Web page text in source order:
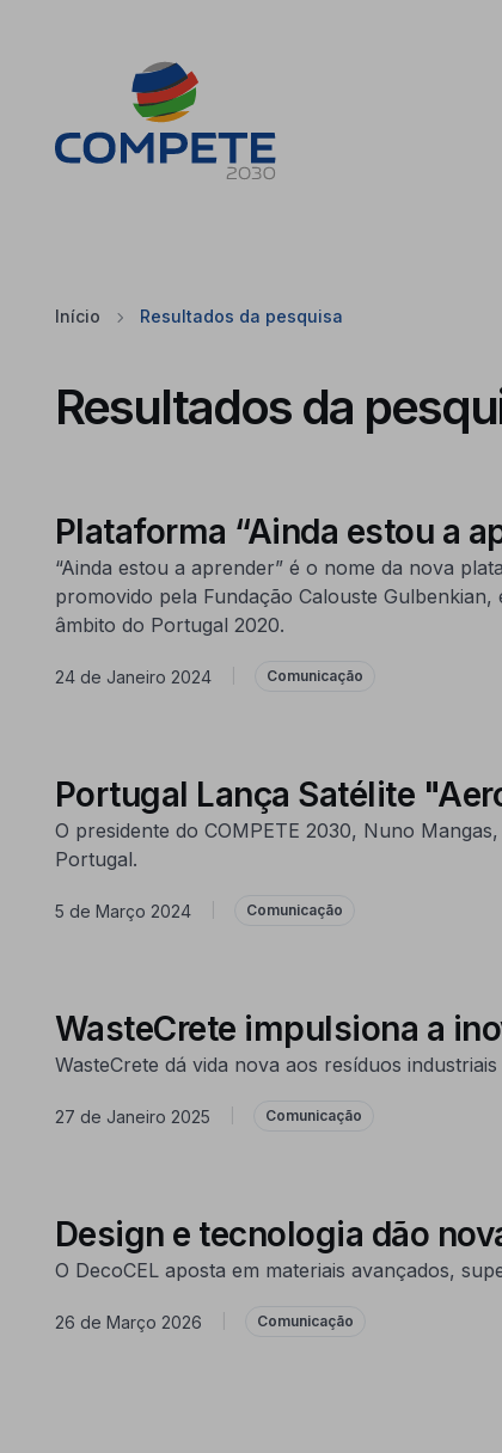
Início Resultados da pesquisa
Resultados da
Plataforma “Ainda estou a
“Ainda estou a aprender” é o nome da nova
promovido pela Fundação Calouste
âmbito do Portugal 2020.
24 de Janeiro 2024 Comunicação
Portugal Lança Satélite
O presidente do COMPETE 2030, Nuno
Portugal.
5 de Março 2024 Comunicação
WasteCrete impulsiona a
WasteCrete dá vida nova aos resíduos
27 de Janeiro 2025 Comunicação
Design e tecnologia dão
O DecoCEL aposta em materiais avançados,
26 de Março 2026 Comunicação